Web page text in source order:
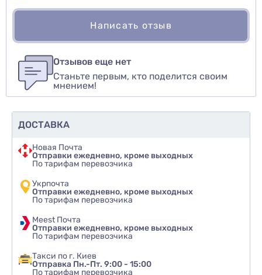
Написать отзыв
авторизуйтесь иливойдите
Оценить товар
Отзывов еще нет
Станьте первым, кто поделится своим
мнением!
ДОСТАВКА
Новая Почта
Отправки ежедневно, кроме выходных
По тарифам перевозчика
Укрпочта
Отправки ежедневно, кроме выходных
По тарифам перевозчика
Meest Почта
Отправки ежедневно, кроме выходных
По тарифам перевозчика
Такси по г. Киев
Отправка Пн.-Пт. 9:00 - 15:00
По тарифам перевозчика